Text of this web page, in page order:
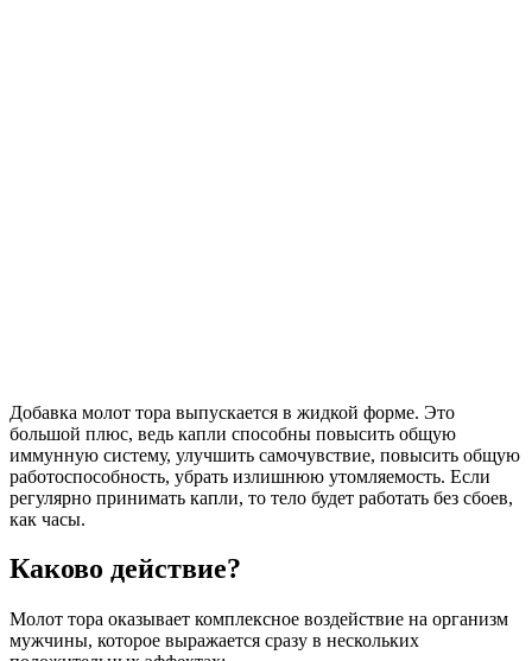
Добавка молот тора выпускается в жидкой форме. Это
большой плюс, ведь капли способны повысить общую
иммунную систему, улучшить самочувствие, повысить общую
работоспособность, убрать излишнюю утомляемость. Если
регулярно принимать капли, то тело будет работать без сбоев,
как часы.
Каково действие?
Молот тора оказывает комплексное воздействие на организм
мужчины, которое выражается сразу в нескольких